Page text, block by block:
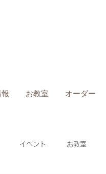
お教室 オーダー
イベント お教室